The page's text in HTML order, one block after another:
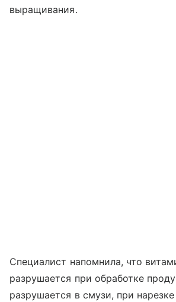
выращивания.
Специалист напомнила, что
разрушается при обработке
разрушается в смузи, при